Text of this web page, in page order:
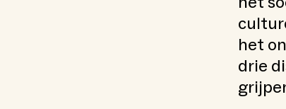
het
drie